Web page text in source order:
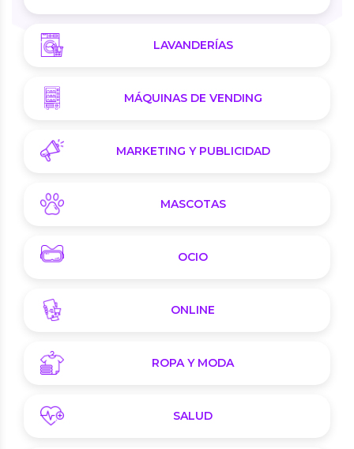
LAVANDERÍAS
MÁQUINAS DE VENDING
MARKETING Y PUBLICIDAD
MASCOTAS
OCIO
ONLINE
ROPA Y MODA
SALUD